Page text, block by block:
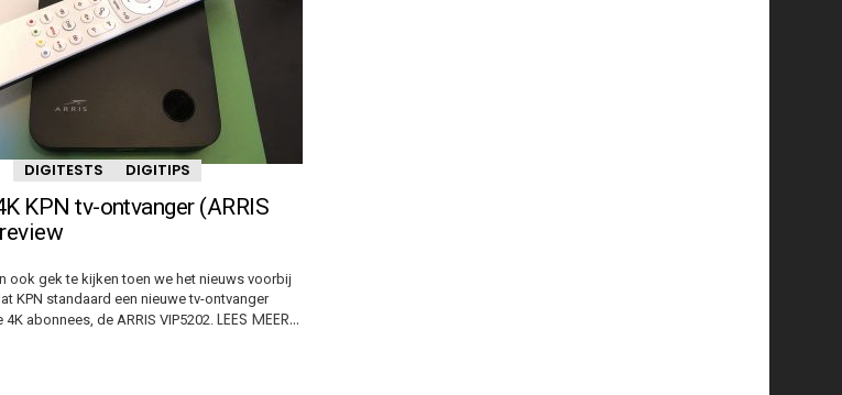
DIGITESTS DIGITIPS
KPN tv-ontvanger (ARRIS
ook gek te kijken toen we het nieuws voorbij
KPN standaard een nieuwe tv-ontvanger
abonnees, de ARRIS VIP5202. LEES MEER…